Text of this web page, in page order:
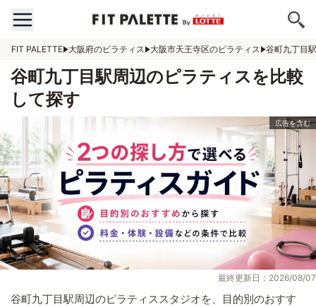
FIT PALETTE 大阪府のピラティス 大阪市天王寺区のピラティス 谷町九丁目
谷町九丁目駅周辺のピラティスを比較
して探す
最終更新日：2026/08/07
谷町九丁目駅周辺のピラティススタジオを、目的別のおすす